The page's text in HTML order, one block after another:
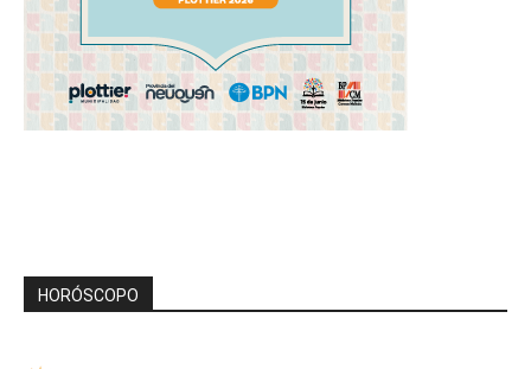
HORÓSCOPO